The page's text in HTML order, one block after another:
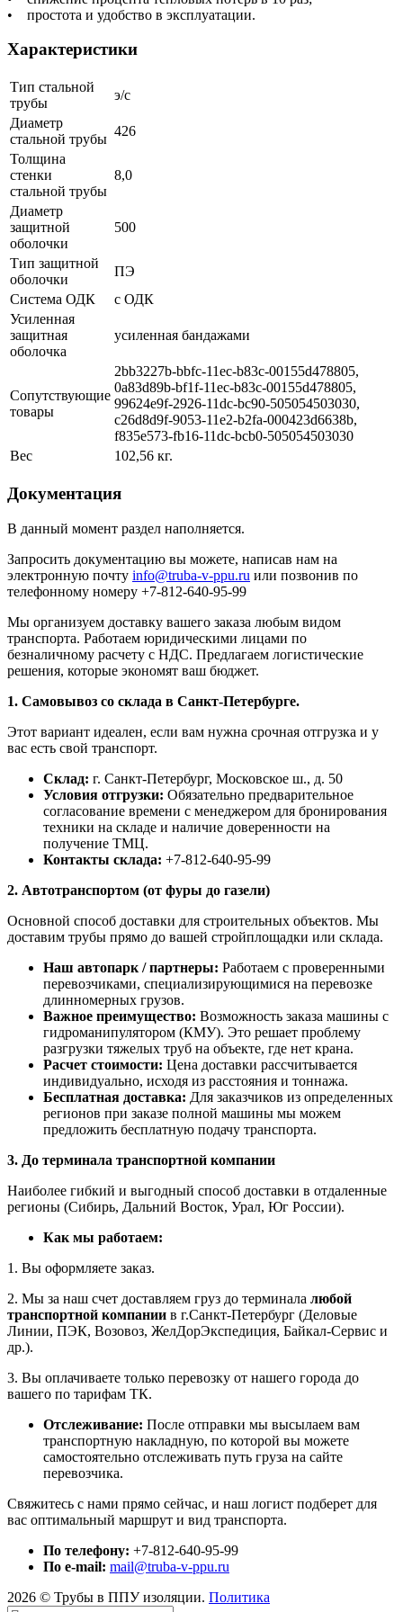
• простота и удобство в эксплуатации.
Характеристики
Тип стальной
трубы
э/с
Диаметр
стальной трубы
426
Толщина
стенки
стальной трубы
8,0
Диаметр
защитной
оболочки
500
Тип защитной
оболочки
ПЭ
Система ОДК
с ОДК
Усиленная
защитная
оболочка
усиленная бандажами
Сопутствующие
товары
2bb3227b-bbfc-11ec-b83c-00155d478805,
0a83d89b-bf1f-11ec-b83c-00155d478805,
99624e9f-2926-11dc-bc90-505054503030,
c26d8d9f-9053-11e2-b2fa-000423d6638b,
f835e573-fb16-11dc-bcb0-505054503030
Вес
102,56 кг.
Документация
В данный момент раздел наполняется.
Запросить документацию вы можете, написав нам на
электронную почту info@truba-v-ppu.ru или позвонив по
телефонному номеру +7-812-640-95-99
Мы организуем доставку вашего заказа любым видом
транспорта. Работаем юридическими лицами по
безналичному расчету с НДС. Предлагаем логистические
решения, которые экономят ваш бюджет.
1. Самовывоз со склада в Санкт-Петербурге.
Этот вариант идеален, если вам нужна срочная отгрузка и у
вас есть свой транспорт.
Склад: г. Санкт-Петербург, Московское ш., д. 50
Условия отгрузки: Обязательно предварительное
согласование времени с менеджером для бронирования
техники на складе и наличие доверенности на
получение ТМЦ.
Контакты склада: +7-812-640-95-99
2. Автотранспортом (от фуры до газели)
Основной способ доставки для строительных объектов. Мы
доставим трубы прямо до вашей стройплощадки или склада.
Наш автопарк / партнеры: Работаем с проверенными
перевозчиками, специализирующимися на перевозке
длинномерных грузов.
Важное преимущество: Возможность заказа машины с
гидроманипулятором (КМУ). Это решает проблему
разгрузки тяжелых труб на объекте, где нет крана.
Расчет стоимости: Цена доставки рассчитывается
индивидуально, исходя из расстояния и тоннажа.
Бесплатная доставка: Для заказчиков из определенных
регионов при заказе полной машины мы можем
предложить бесплатную подачу транспорта.
3. До терминала транспортной компании
Наиболее гибкий и выгодный способ доставки в отдаленные
регионы (Сибирь, Дальний Восток, Урал, Юг России).
Как мы работаем:
1. Вы оформляете заказ.
2. Мы за наш счет доставляем груз до терминала любой
транспортной компании в г.Санкт-Петербург (Деловые
Линии, ПЭК, Возовоз, ЖелДорЭкспедиция, Байкал-Сервис и
др.).
3. Вы оплачиваете только перевозку от нашего города до
вашего по тарифам ТК.
Отслеживание: После отправки мы высылаем вам
транспортную накладную, по которой вы можете
самостоятельно отслеживать путь груза на сайте
перевозчика.
Свяжитесь с нами прямо сейчас, и наш логист подберет для
вас оптимальный маршрут и вид транспорта.
По телефону: +7-812-640-95-99
По e-mail: mail@truba-v-ppu.ru
2026 © Трубы в ППУ изоляции. Политика